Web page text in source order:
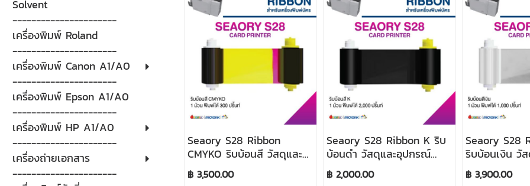
Solvent
----------------------
เครื่องพิมพ์ Roland
----------------------
เครื่องพิมพ์ Canon A1/A0
----------------------
เครื่องพิมพ์ Epson A1/A0
----------------------
เครื่องพิมพ์ HP A1/A0
----------------------
เครื่องถ่ายเอกสาร
----------------------
Seaory S28 Ribbon
CMYKO ริบบ้อนสี วัสดุและ
อุปกรณ์เครื่องพิมพ์บัตร
฿ 3,500.00
Seaory S28 Ribbon K ริบ
บ้อนดำ วัสดุและอุปกรณ์
เครื่องพิมพ์บัตร
฿ 2,000.00
Seaory S28
ริบบ้อนเงิน วั
เครื่องพิมพ์บัตร
฿ 3,900.00